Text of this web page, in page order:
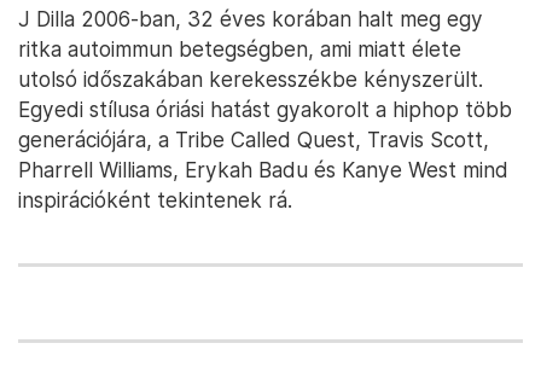
J Dilla 2006-ban, 32 éves korában halt meg egy
ritka autoimmun betegségben, ami miatt élete
utolsó időszakában kerekesszékbe kényszerült.
Egyedi stílusa óriási hatást gyakorolt a hiphop több
generációjára, a Tribe Called Quest, Travis Scott,
Pharrell Williams, Erykah Badu és Kanye West mind
inspirációként tekintenek rá.